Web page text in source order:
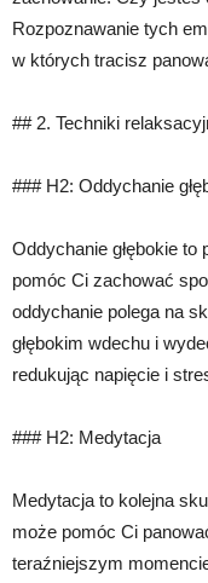
Rozpoznawanie tych
w których tracisz
## 2. Techniki
### H2: Oddychanie
Oddychanie głębokie
pomóc Ci zachować
oddychanie polega na
głębokim wdechu i
redukując napięcie i
### H2: Medytacja
Medytacja to kolejna
może pomóc Ci
teraźniejszym